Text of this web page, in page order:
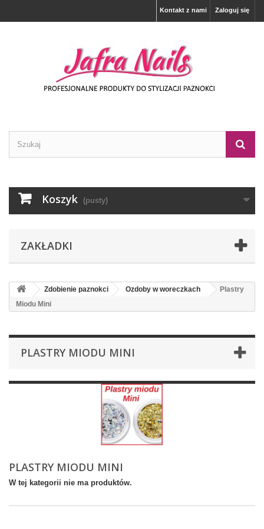
Zaloguj się
Kontakt z nami
Koszyk (pusty)
ZAKŁADKI
Zdobienie paznokci Ozdoby w woreczkach
Plastry
Miodu Mini
PLASTRY MIODU MINI
PLASTRY MIODU MINI
W tej kategorii nie ma produktów.